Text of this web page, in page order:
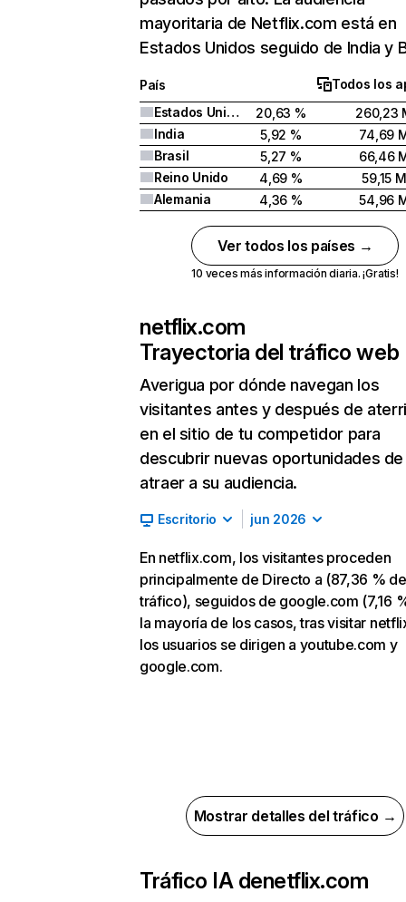
mayoritaria de Netflix.com está en
Estados Unidos seguido de India y
País
Todos los
Estados Unidos
20,63 %
260,23
India
5,92 %
74,69
Brasil
5,27 %
66,46
Reino Unido
4,69 %
59,15 M
Alemania
4,36 % 54,96
Ver todos los países →
10 veces más información diaria. ¡Gratis!
netflix.com
Trayectoria del tráfico web
Averigua por dónde navegan los
visitantes antes y después de
en el sitio de tu competidor para
descubrir nuevas oportunidades de
atraer a su audiencia.
Escritorio jun 2026
En netflix.com, los visitantes proceden
principalmente de Directo a (87,36 % de
tráfico), seguidos de google.com (7,16
la mayoría de los casos, tras visitar
los usuarios se dirigen a youtube.com y
google.com.
Mostrar detalles del tráfico →
Tráfico IA denetflix.com